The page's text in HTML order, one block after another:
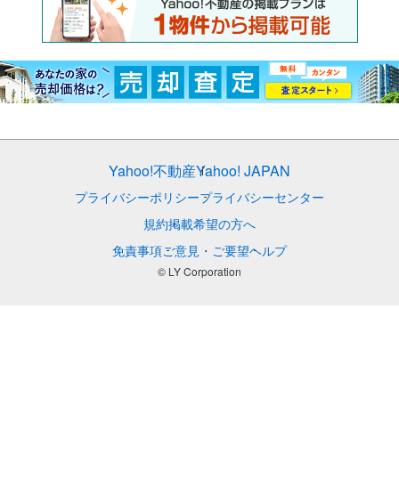
Yahoo!不動産Yahoo! JAPAN
プライバシーポリシープライバシーセンター
規約掲載希望の方へ
免責事項ご意見・ご要望ヘルプ
© LY Corporation